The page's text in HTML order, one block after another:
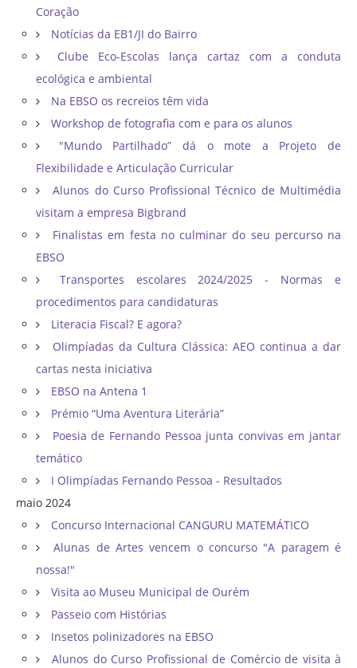
Coração
Notícias da EB1/JI do Bairro
Clube Eco-Escolas lança cartaz com a conduta
ecológica e ambiental
Na EBSO os recreios têm vida
Workshop de fotografia com e para os alunos
"Mundo Partilhado” dá o mote a Projeto de
Flexibilidade e Articulação Curricular
Alunos do Curso Profissional Técnico de Multimédia
visitam a empresa Bigbrand
Finalistas em festa no culminar do seu percurso na
EBSO
Transportes escolares 2024/2025 - Normas e
procedimentos para candidaturas
Literacia Fiscal? E agora?
Olimpíadas da Cultura Clássica: AEO continua a dar
cartas nesta iniciativa
EBSO na Antena 1
Prémio “Uma Aventura Literária”
Poesia de Fernando Pessoa junta convivas em jantar
temático
I Olimpíadas Fernando Pessoa - Resultados
maio 2024
Concurso Internacional CANGURU MATEMÁTICO
Alunas de Artes vencem o concurso "A paragem é
nossa!"
Visita ao Museu Municipal de Ourém
Passeio com Histórias
Insetos polinizadores na EBSO
Alunos do Curso Profissional de Comércio de visita à